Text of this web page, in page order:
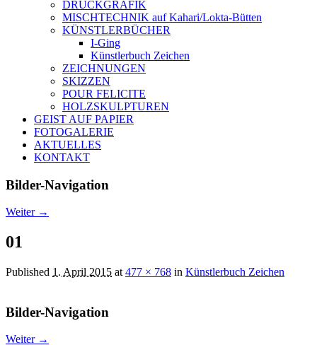
DRUCKGRAFIK
MISCHTECHNIK auf Kahari/Lokta-Bütten
KÜNSTLERBÜCHER
I-Ging
Künstlerbuch Zeichen
ZEICHNUNGEN
SKIZZEN
POUR FELICITE
HOLZSKULPTUREN
GEIST AUF PAPIER
FOTOGALERIE
AKTUELLES
KONTAKT
Bilder-Navigation
Weiter →
01
Published 1. April 2015 at 477 × 768 in Künstlerbuch Zeichen
Bilder-Navigation
Weiter →